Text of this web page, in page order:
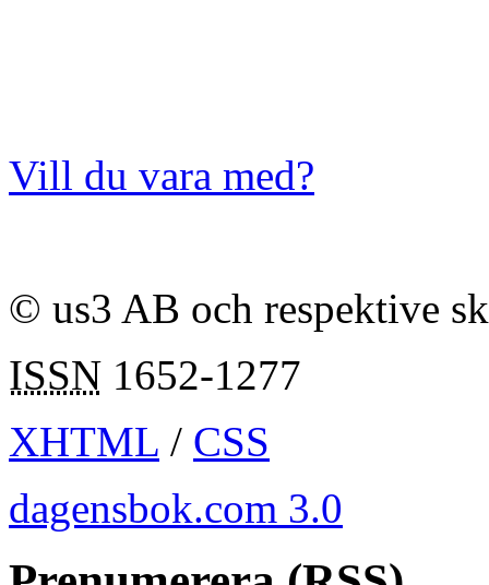
Vill du vara med?
© us3 AB och respektive
ISSN 1652-1277
XHTML / CSS
dagensbok.com 3.0